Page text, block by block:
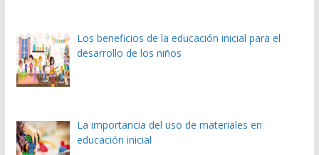
Los beneficios de la educación inicial para el
desarrollo de los niños
La importancia del uso de materiales en
educación inicial